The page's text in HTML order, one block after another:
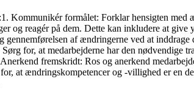
Kommunikér formålet: Forklar hensigten
og reagér på dem. Dette kan inkludere at give
af ændringerne ved at
for, at medarbejderne har den nødvendige
fremskridt: Ros og anerkend
at ændringskompetencer og -villighed er en